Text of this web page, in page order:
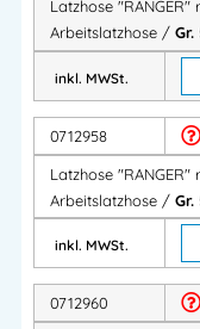
Produktvorteile
✔ Robuste
✔ Verstärkte
✔ Hoher
✔
✔
✔ Ideal für
Latzhose
Arbeitslatzhose / Gr.
inkl. MWSt.
0712958
Latzhose
Arbeitslatzhose / Gr.
inkl. MWSt.
0712960